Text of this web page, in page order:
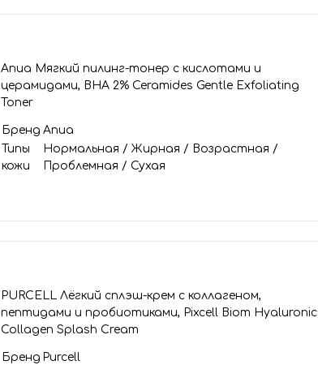
Anua Мягкий пилинг-тонер с кислотами и
церамидами, BHA 2% Ceramides Gentle Exfoliating
Toner
Бренд Anua
Типы
кожи
Нормальная / Жирная / Возрастная /
Проблемная / Сухая
PURCELL Лёгкий сплэш-крем с коллагеном,
пептидами и пробиотиками, Pixcell Biom Hyaluronic
Collagen Splash Cream
Бренд Purcell